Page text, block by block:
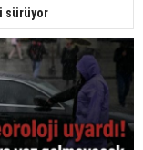
sürüyor